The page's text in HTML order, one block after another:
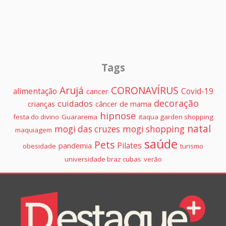
Tags
alimentação Arujá cancer CORONAVÍRUS Covid-19
crianças cuidados câncer de mama decoração
festa do divino Guararema hipnose itaqua garden shopping
maquiagem mogi das cruzes mogi shopping natal
obesidade pandemia Pets Pilates saúde turismo
universidade braz cubas verão
Colunistas
Destaque+